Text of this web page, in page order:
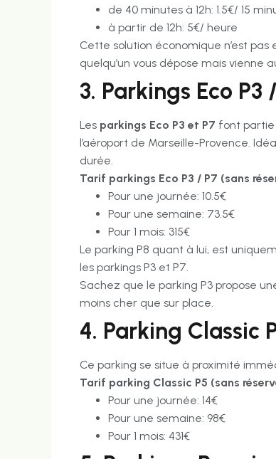
de 40 minutes à 12h: 1.5€/ 15
à partir de 12h: 5€/ heure
Cette solution économique n’est pas
quelqu’un vous dépose mais vienne
3. Parkings Eco P3
Les parkings Eco P3 et P7 font partie
l’aéroport de Marseille-Provence.
durée.
Tarif parkings Eco P3 / P7 (sans
Pour une journée: 10.5€
Pour une semaine: 73.5€
Pour 1 mois: 315€
Le parking P8 quant à lui, est
les parkings P3 et P7.
Sachez que le parking P3 propose
moins cher que sur place.
4. Parking Classic
Ce parking se situe à proximité
Tarif parking Classic P5 (sans
Pour une journée: 14€
Pour une semaine: 98€
Pour 1 mois: 431€